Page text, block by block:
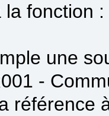
la fonction
une
-
référence